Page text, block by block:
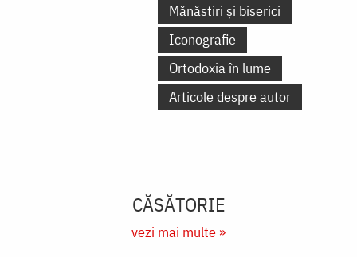
Mănăstiri și biserici
Iconografie
Ortodoxia în lume
Articole despre autor
CĂSĂTORIE
vezi mai multe »